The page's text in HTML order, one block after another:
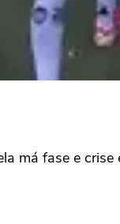
má fase e